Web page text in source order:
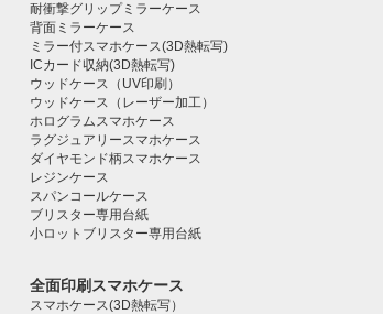
耐衝撃グリップミラーケース
背面ミラーケース
ミラー付スマホケース(3D熱転写)
ICカード収納(3D熱転写)
ウッドケース（UV印刷）
ウッドケース（レーザー加工）
ホログラムスマホケース
ラグジュアリースマホケース
ダイヤモンド柄スマホケース
レジンケース
スパンコールケース
ブリスター専用台紙
小ロットブリスター専用台紙
全面印刷スマホケース
スマホケース(3D熱転写）